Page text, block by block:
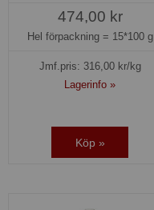
474,00 kr
Hel förpackning = 15*100 g
Jmf.pris: 316,00kr/kg
Lagerinfo »
Köp »